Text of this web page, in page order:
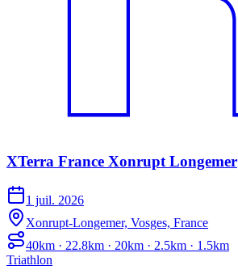
XTerra France Xonrupt Longemer
1 juil. 2026
Xonrupt-Longemer, Vosges, France
40km · 22.8km · 20km · 2.5km · 1.5km
Triathlon